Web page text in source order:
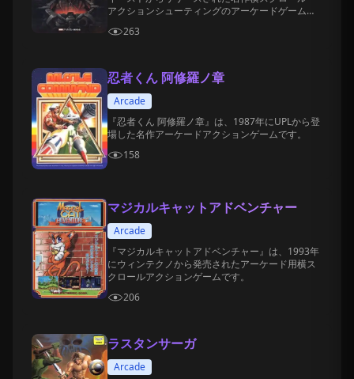
アクションシューティングのアーケードゲームで
263
忍者くん 阿修羅ノ章
Arcade
『忍者くん 阿修羅ノ章』は、1987年にUPLから登
場した名作アーケードアクションゲームです。
158
マジカルキャットアドベンチャー
Arcade
『マジカルキャットアドベンチャー』は、1993年
にウィンテクノから発売されたアーケード用横ス
クロールアクションゲームです。
206
ラスタンサーガ
Arcade